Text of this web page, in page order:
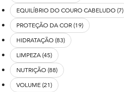
EQUILÍBRIO DO COURO CABELUDO (7)
PROTEÇÃO DA COR (19)
HIDRATAÇÃO (83)
LIMPEZA (45)
NUTRIÇÃO (88)
VOLUME (21)